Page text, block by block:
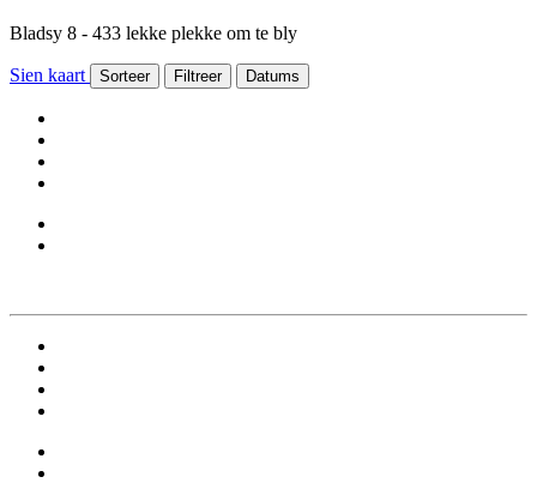
Bladsy 8 - 433 lekke plekke om te bly
Sien kaart Sorteer Filtreer Datums